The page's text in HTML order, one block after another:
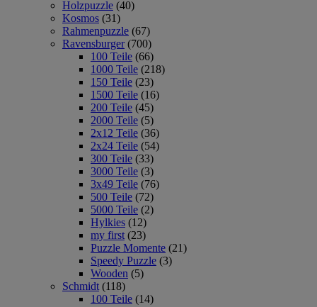
Holzpuzzle (40)
Kosmos (31)
Rahmenpuzzle (67)
Ravensburger (700)
100 Teile (66)
1000 Teile (218)
150 Teile (23)
1500 Teile (16)
200 Teile (45)
2000 Teile (5)
2x12 Teile (36)
2x24 Teile (54)
300 Teile (33)
3000 Teile (3)
3x49 Teile (76)
500 Teile (72)
5000 Teile (2)
Hylkies (12)
my first (23)
Puzzle Momente (21)
Speedy Puzzle (3)
Wooden (5)
Schmidt (118)
100 Teile (14)